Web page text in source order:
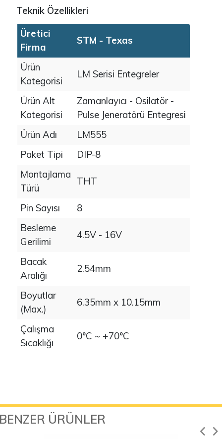
Teknik Özellikleri
Üretici
Firma
STM - Texas
Ürün
Kategorisi
LM Serisi Entegreler
Ürün Alt
Kategorisi
Zamanlayıcı - Osilatör -
Pulse Jeneratörü Entegresi
Ürün Adı
LM555
Paket Tipi
DIP-8
Montajlama
Türü
THT
Pin Sayısı
8
Besleme
Gerilimi
4.5V - 16V
Bacak
Aralığı
2.54mm
Boyutlar
(Max.)
6.35mm x 10.15mm
Çalışma
Sıcaklığı
0°C ~ +70°C
ÜRÜNLER